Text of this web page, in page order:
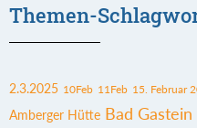
Themen-
2.3.2025 10Feb 11Feb 15. Februar
Amberger Hütte Bad Gastein